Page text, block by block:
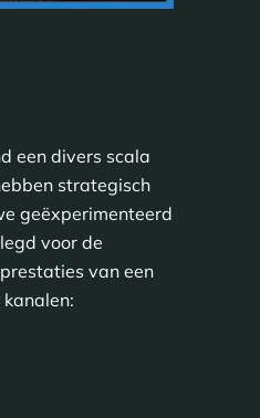
een divers scala
strategisch
geëxperimenteerd
voor de
van een